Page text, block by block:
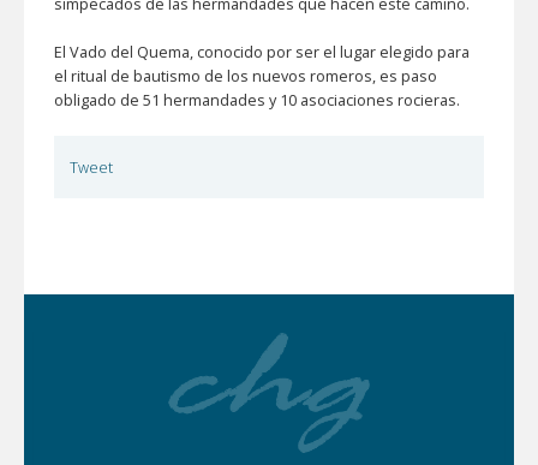
simpecados de las hermandades que hacen este camino.
El Vado del Quema, conocido por ser el lugar elegido para
el ritual de bautismo de los nuevos romeros, es paso
obligado de 51 hermandades y 10 asociaciones rocieras.
Tweet